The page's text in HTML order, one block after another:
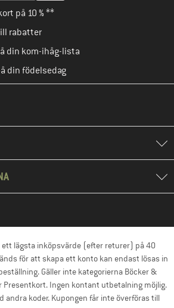
på 10 % **
rabatter
din kom-ihåg-lista
din födelsedag
lägsta inköpsvärde (efter returer) på 40
för att skapa ett konto kan endast lösas in
Gäller inte kategorierna Böcker &
Presentkort. Ingen kontant utbetalning möjlig.
andra koder. Kupongen får inte överföras till